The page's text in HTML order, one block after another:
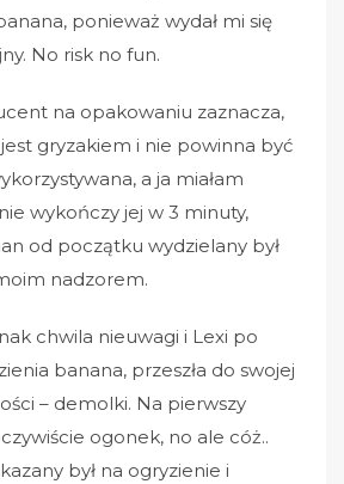
ponieważ wydał mi się
No risk no fun.
na opakowaniu zaznacza,
gryzakiem i nie powinna być
a ja miałam
wykończy jej w 3 minuty,
od początku wydzielany był
nadzorem.
chwila nieuwagi i Lexi po
banana, przeszła do swojej
– demolki. Na pierwszy
ogonek, no ale cóż..
był na ogryzienie i